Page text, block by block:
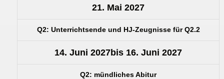
21. Mai 2027
Q2: Unterrichtsende und HJ-Zeugnisse für Q2.2
14. Juni 2027bis 16. Juni 2027
Q2: mündliches Abitur